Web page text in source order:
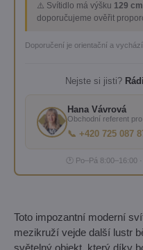
⚠️ Svítidlo má výšku 129 cm
doporučujeme ověřit
Doporučení je orientační a
Nejste si jisti?
Hana Vávrová
Obchodní referent
📞 +420 725 087
🕐 Po–Pá 8:00–16:00
Toto impozantní moderní
mezikruží vejde další lustr
světelný objekt, který díky